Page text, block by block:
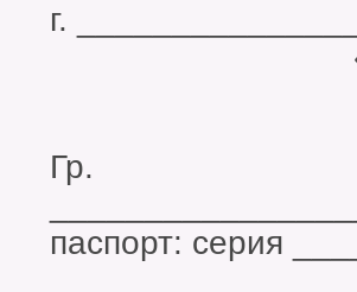
г.
«____»
Гр.
паспорт: серия